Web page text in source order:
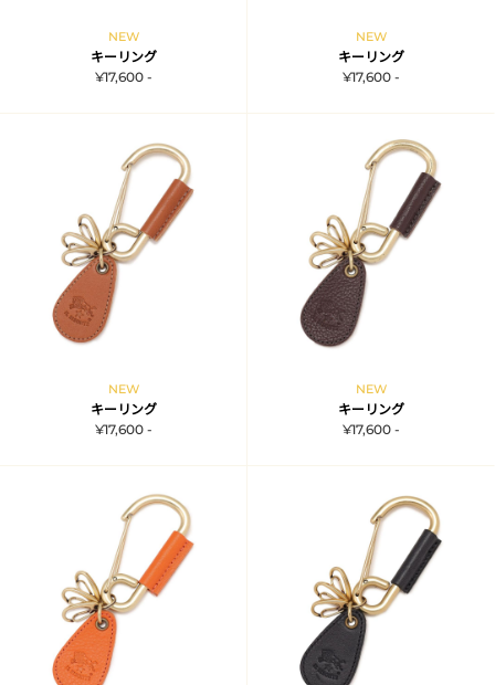
NEW
キーリング
¥17,600 -
NEW
キーリング
¥17,600 -
NEW
キーリング
¥17,600 -
NEW
キーリング
¥17,600 -